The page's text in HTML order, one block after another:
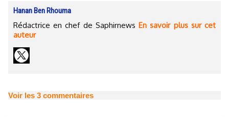
Hanan Ben Rhouma
Rédactrice en chef de SaphirnewsEn savoir plus sur cet
auteur
Voir les 3 commentaires